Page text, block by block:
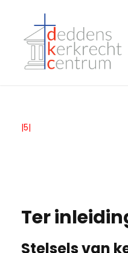
|5|
Ter
Stelsels van